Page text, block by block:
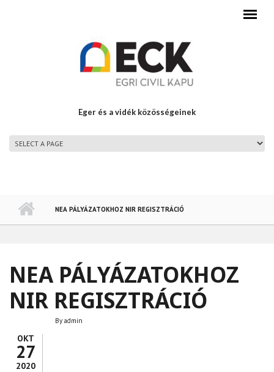
Eger és a vidék közösségeinek
NEA PÁLYÁZATOKHOZ NIR REGISZTRÁCIÓ
NEA PÁLYÁZATOKHOZ
NIR REGISZTRÁCIÓ
OKT
27
2020
By admin